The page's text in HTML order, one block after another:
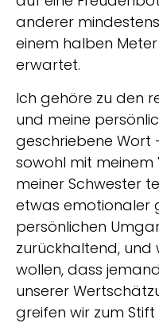
anderer
einem halben
erwartet.
Ich gehöre zu den
und meine
geschriebene Wort
sowohl mit
meiner Schwester
etwas emotionaler
persönlichen
zurückhaltend, und
wollen, dass
unserer
greifen wir zum